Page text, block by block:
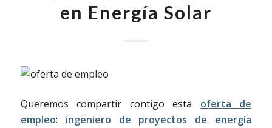
en Energía Solar
Queremos compartir contigo esta oferta de
empleo: ingeniero de proyectos de energía